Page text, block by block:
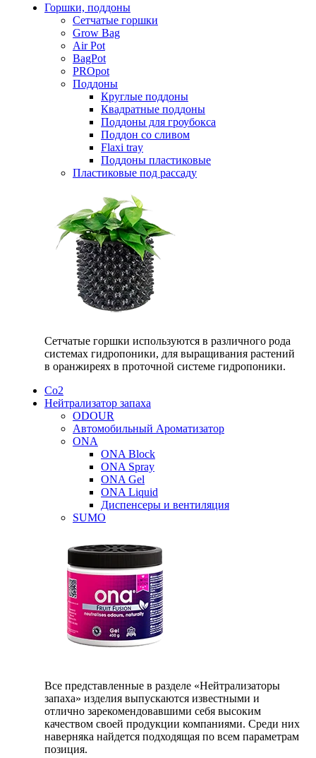
Горшки, поддоны
Сетчатые горшки
Grow Bag
Air Pot
BagPot
PROpot
Поддоны
Круглые поддоны
Квадратные поддоны
Поддоны для гроубокса
Поддон со сливом
Flaxi tray
Поддоны пластиковые
Пластиковые под рассаду
Сетчатые горшки используются в различного рода
системах гидропоники, для выращивания растений
в оранжиреях в проточной системе гидропоники.
Со2
Нейтрализатор запаха
ODOUR
Автомобильный Ароматизатор
ONA
ONA Block
ONA Spray
ONA Gel
ONA Liquid
Диспенсеры и вентиляция
SUMO
Все представленные в разделе «Нейтрализаторы
запаха» изделия выпускаются известными и
отлично зарекомендовавшими себя высоким
качеством своей продукции компаниями. Среди них
наверняка найдется подходящая по всем параметрам
позиция.